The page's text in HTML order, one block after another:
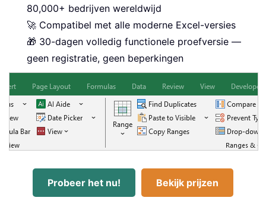
80,000+ bedrijven wereldwijd
🚀 Compatibel met alle moderne Excel-versies
🎁 30-dagen volledig functionele proefversie —
geen registratie, geen beperkingen
Probeer het nu! Bekijk prijzen